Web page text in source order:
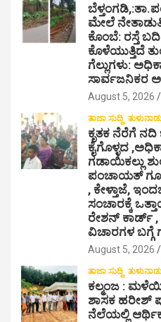
ಮೇಲೆ
ಕೊಂಬೆ: ರಸ್ತೆ
ಕೊಳೆಯುತ್ತಿದೆ
ಗೆಲ್ಲುಗಳು:
ಸಾರ್ವಜನಿಕರ
August 5, 2026
ತಾಜಾ ಸುದ್ದಿ
ಕೃತಕ ನೆರೆಗೆ ನದಿ
ಕೈಗೊಳ್ಳದ
ಗಡಾಯಿಕಲ್ಲು
ಪಂಚಾಯತ್ ಗೂ
, ಕೇಳ್ತಾಜೆ,
ಸಂಚಾರಕ್ಕೆ
ರೇಶನ್ ಕಾರ್ಡ್
ವಿಚಾರಗಳ ಬಗ್ಗೆ
August 5, 2026
ತಾಜಾ ಸುದ್ದಿ
ಕಲ್ಮಂಜ :
ಶಾಸಕ ಹರೀಶ್
ನೆಲೆಯಲ್ಲಿ